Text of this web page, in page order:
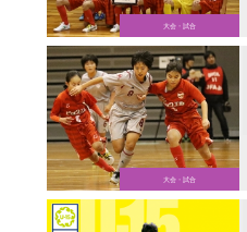
大会・試合
大会・試合